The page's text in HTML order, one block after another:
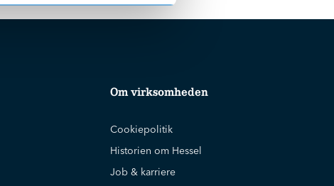
Om virksomheden
Cookiepolitik
Historien om Hessel
Job & karriere